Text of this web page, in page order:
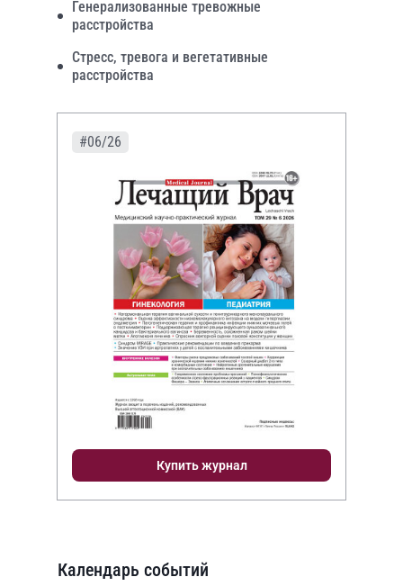
Генерализованные тревожные
расстройства
Стресс, тревога и вегетативные
расстройства
#06/26
Купить журнал
Календарь событий